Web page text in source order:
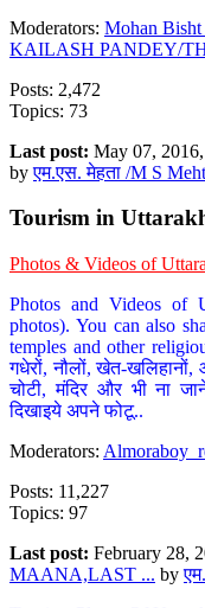
Moderators: Mohan Bisht
KAILASH PANDEY/
Posts: 2,472
Topics: 73
Last post: May 07,
byएम.एस. मेहता /M S
Tourism in
Photos & Videos of
Photos and Videos of
photos). You can also
temples and other
गधेरों, नौलों, खेत-
चोटी, मंदिर और भी ना
दिखाइये अपने फोटू..
Moderators:
Posts: 11,227
Topics: 97
Last post: February 28,
MAANA,LAST ... by